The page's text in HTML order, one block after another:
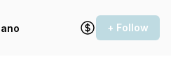
+ Follow